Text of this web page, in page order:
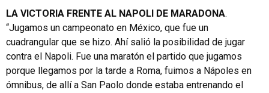
LA VICTORIA FRENTE AL NAPOLI DE MARADONA.
“Jugamos un campeonato en México, que fue un
cuadrangular que se hizo. Ahí salió la posibilidad de jugar
contra el Napoli. Fue una maratón el partido que jugamos
porque llegamos por la tarde a Roma, fuimos a Nápoles en
ómnibus, de allí a San Paolo donde estaba entrenando el